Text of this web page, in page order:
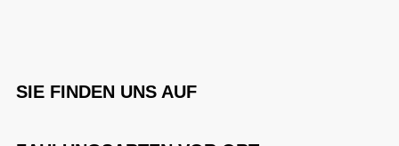
SIE FINDEN UNS AUF